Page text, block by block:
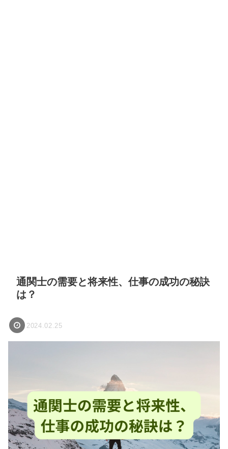
通関士の需要と将来性、仕事の成功の秘訣
は？
2024.02.25